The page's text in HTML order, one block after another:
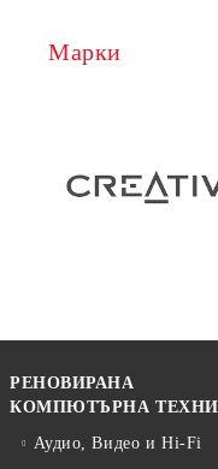
Марки
РЕНОВИРАНА
КОМПЮТЪРНА
Аудио, Видео и Hi-Fi